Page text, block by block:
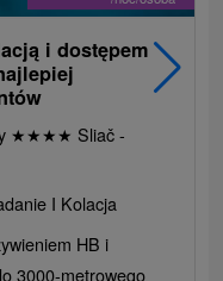
i dostępem
★★★★ Sliač -
I Kolacja
HB i
3000-metrowego